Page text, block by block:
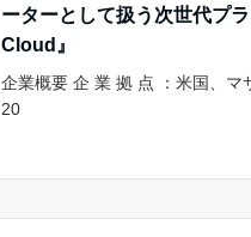
ーターとして扱う次世代プ
Cloud』
企業概要 企 業 拠 点 ：米国、マ
20